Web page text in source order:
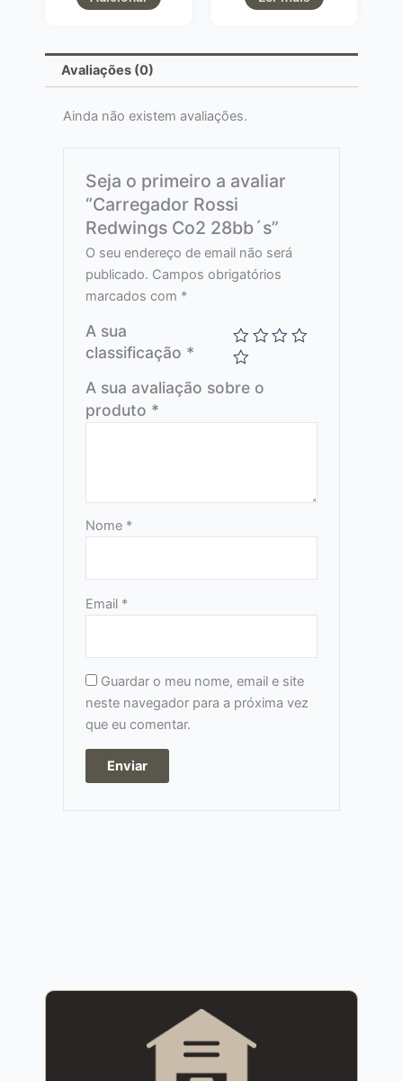
Avaliações (0)
Ainda não existem avaliações.
Seja o primeiro a avaliar
“Carregador Rossi
Redwings Co2 28bb´s”
O seu endereço de email não será
publicado. Campos obrigatórios
marcados com *
A sua
classificação *
A sua avaliação sobre o
produto *
Nome *
Email *
Guardar o meu nome, email e site
neste navegador para a próxima vez
que eu comentar.